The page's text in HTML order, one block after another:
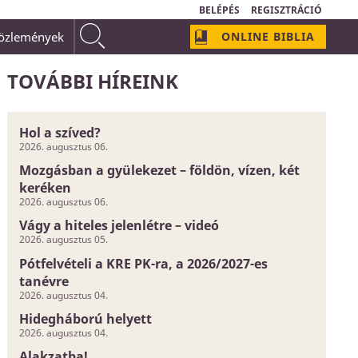
BELÉPÉS REGISZTRÁCIÓ
az védekezik. Ha én tudom, hogy Krisztusban örök
bűnömet eltörölte, akkor most már
ONLINE BIBLIA
TOVÁBBI HÍREINK
Hol a szíved?
2026. augusztus 06.
Mozgásban a gyülekezet – földön, vízen, két
keréken
2026. augusztus 06.
Vágy a hiteles jelenlétre – videó
2026. augusztus 05.
Pótfelvételi a KRE PK-ra, a 2026/2027-es
tanévre
2026. augusztus 04.
Hidegháború helyett
2026. augusztus 04.